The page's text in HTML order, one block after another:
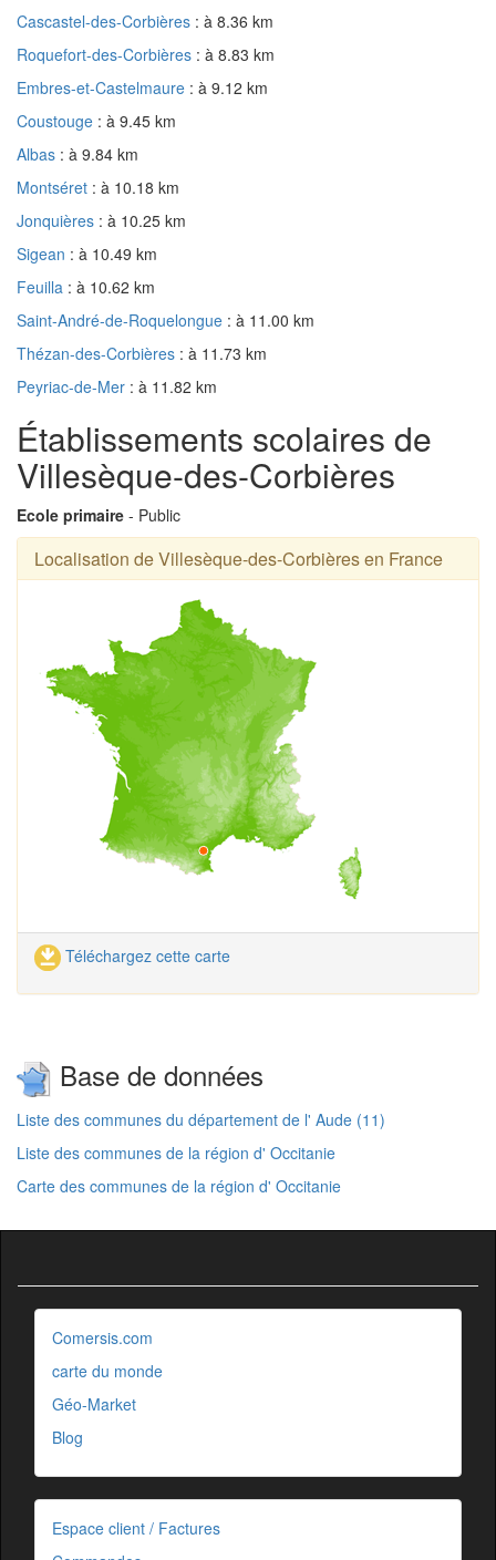
Cascastel-des-Corbières : à 8.36 km
Roquefort-des-Corbières : à 8.83 km
Embres-et-Castelmaure : à 9.12 km
Coustouge : à 9.45 km
Albas : à 9.84 km
Montséret : à 10.18 km
Jonquières : à 10.25 km
Sigean : à 10.49 km
Feuilla : à 10.62 km
Saint-André-de-Roquelongue : à 11.00 km
Thézan-des-Corbières : à 11.73 km
Peyriac-de-Mer : à 11.82 km
Établissements scolaires de
Villesèque-des-Corbières
Ecole primaire - Public
Localisation de Villesèque-des-Corbières en France
Téléchargez cette carte
Base de données
Liste des communes du département de l' Aude (11)
Liste des communes de la région d' Occitanie
Carte des communes de la région d' Occitanie
Comersis.com
carte du monde
Géo-Market
Blog
Espace client / Factures